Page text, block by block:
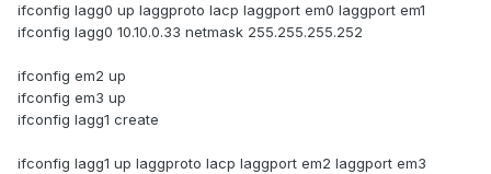
ifconfig lagg0 up laggproto lacp laggport em0 laggport em1
ifconfig lagg0 10.10.0.33 netmask 255.255.255.252
ifconfig em2 up
ifconfig em3 up
ifconfig lagg1 create
ifconfig lagg1 up laggproto lacp laggport em2 laggport em3